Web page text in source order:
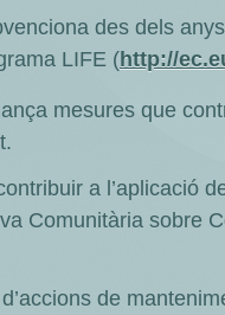
des dels
LIFE (http://
mesures que
a l’aplicació
Comunitària sobre
d’accions de